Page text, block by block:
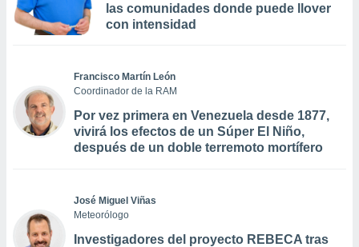
las comunidades donde puede llover
con intensidad
Francisco Martín León
Coordinador de la RAM
Por vez primera en Venezuela desde 1877,
vivirá los efectos de un Súper El Niño,
después de un doble terremoto mortífero
José Miguel Viñas
Meteorólogo
Investigadores del proyecto REBECA tras